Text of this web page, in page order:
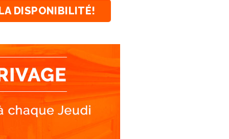
DISPONIBILITÉ!